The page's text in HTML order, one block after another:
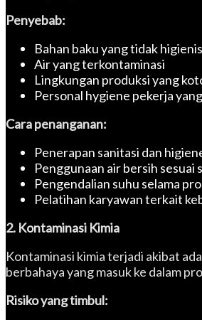
Penyebab:
Bahan baku yang tidak higienis
Air yang terkontaminasi
Lingkungan produksi yang
Personal hygiene pekerja
Cara penanganan:
Penerapan sanitasi dan
Penggunaan air bersih sesuai
Pengendalian suhu selama
Pelatihan karyawan terkait
2. Kontaminasi Kimia
Kontaminasi kimia terjadi akibat
berbahaya yang masuk ke dalam
Risiko yang timbul: